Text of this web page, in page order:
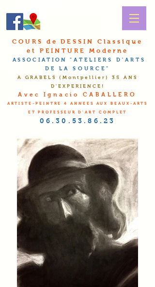
COURS de DESSIN Classique
et PEINTURE Moderne
ASSOCIATION "A TELIERS D' A RTS
DE LAS OURCE"
A GRABELS (Montpellier ) 35 ANS
D'EXPERIENCE!
Avec Ignacio CABALLERO
ARTISTE-PEINTRE 4 ANNEES AUX BEAUX-ARTS
ET PROFESSEUR D'ART COMPLET
06.30.53.86.23